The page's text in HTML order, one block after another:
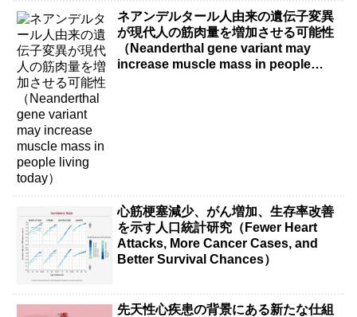
ネアンデルタール人由来の遺伝子変異
が現代人の筋肉量を増加させる可能性
（Neanderthal gene variant may
increase muscle mass in people
心筋梗塞減少、がん増加、生存率改善
を示す人口統計研究（Fewer Heart
Attacks, More Cancer Cases, and
Better Survival Chances）
先天性心疾患の背景にある新たな仕組